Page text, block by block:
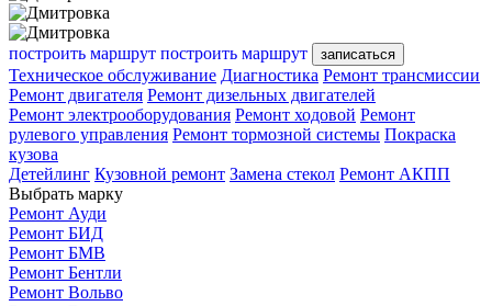
построить маршрут построить маршрут записаться
Техническое обслуживание Диагностика Ремонт трансмиссии
Ремонт двигателя Ремонт дизельных двигателей
Ремонт электрооборудования Ремонт ходовой Ремонт
рулевого управления Ремонт тормозной системы Покраска
кузова
Детейлинг Кузовной ремонт Замена стекол Ремонт АКПП
Выбрать марку
Ремонт Ауди
Ремонт БИД
Ремонт БМВ
Ремонт Бентли
Ремонт Вольво